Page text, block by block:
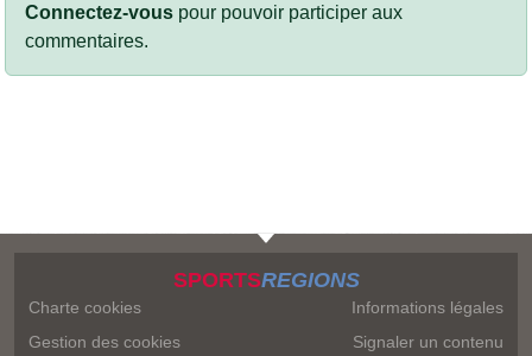
Connectez-vous pour pouvoir participer aux
commentaires.
SPORTSREGIONS
Charte cookies
Gestion des cookies
Informations légales
Signaler un contenu